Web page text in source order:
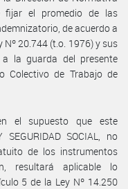
fijar el promedio de las
de acuerdo a
20.744 (t.o. 1976) y sus
a la guarda del presente
Colectivo de Trabajo de
el supuesto que este
SEGURIDAD SOCIAL, no
de los instrumentos
resultará aplicable lo
5 de la Ley Nº 14.250